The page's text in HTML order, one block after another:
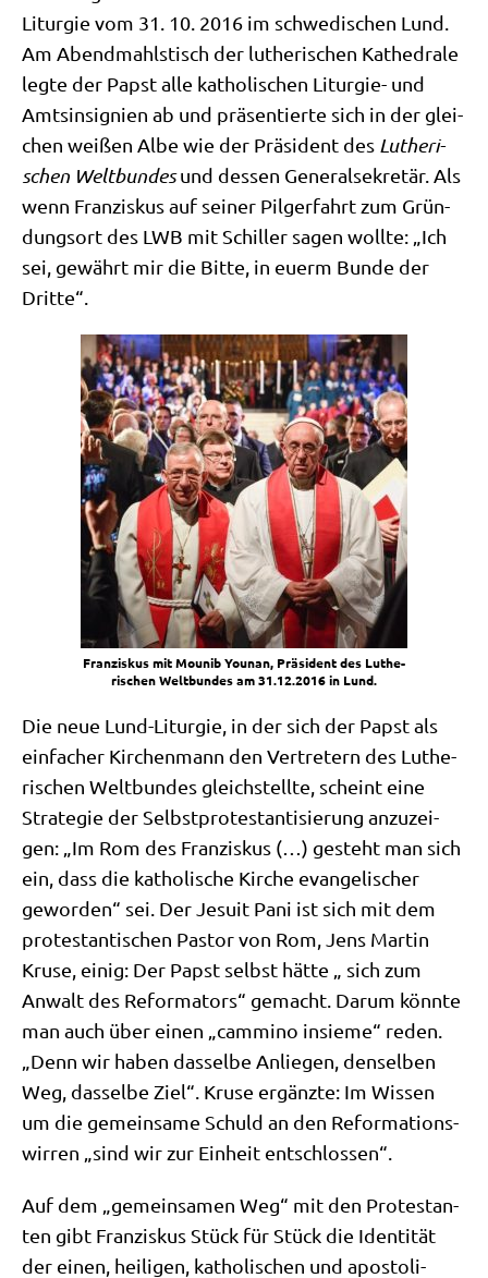
Lit­ur­gie vom 31. 10. 2016 im schwe­di­schen Lund.
Am Abend­mahls­tisch der luthe­ri­schen Kathe­dra­le
leg­te der Papst alle katho­li­schen Lit­ur­gie- und
Amts­in­si­gni­en ab und prä­sen­tier­te sich in der glei­
chen wei­ßen Albe wie der Prä­si­dent des Luthe­ri­
schen Welt­bun­desund des­sen Gene­ral­se­kre­tär. Als
wenn Fran­zis­kus auf sei­ner Pil­ger­fahrt zum Grün­
dungs­ort des LWB mit Schil­ler sagen woll­te: „Ich
sei, gewährt mir die Bit­te, in euerm Bun­de der
Dritte“.
Fran­zis­kus mit Mounib Youn­an, Prä­si­dent des Luthe­
ri­schen Welt­bun­des am 31.12.2016 in Lund.
Die neue Lund-Lit­ur­gie, in der sich der Papst als
ein­fa­cher Kir­chen­mann den Ver­tre­tern des Luthe­
ri­schen Welt­bun­des gleich­stell­te, scheint eine
Stra­te­gie der Selbst­pro­te­stan­ti­sie­rung anzu­zei­
gen: „Im Rom des Fran­zis­kus (…) gesteht man sich
ein, dass die katho­li­sche Kir­che evan­ge­li­scher
gewor­den“ sei. Der Jesu­it Pani ist sich mit dem
pro­te­stan­ti­schen Pastor von Rom, Jens Mar­tin
Kru­se, einig: Der Papst selbst hät­te „ sich zum
Anwalt des Refor­ma­tors“ gemacht. Dar­um könn­te
man auch über einen „cammi­no insie­me“ reden.
„Denn wir haben das­sel­be Anlie­gen, den­sel­ben
Weg, das­sel­be Ziel“. Kru­se ergänz­te: Im Wis­sen
um die gemein­sa­me Schuld an den Refor­ma­ti­ons­
wir­ren „sind wir zur Ein­heit entschlossen“.
Auf dem „gemein­sa­men Weg“ mit den Pro­te­stan­
ten gibt Fran­zis­kus Stück für Stück die Iden­ti­tät
der einen, hei­li­gen, katho­li­schen und apo­sto­li­